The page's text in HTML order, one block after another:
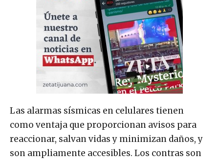
Las alarmas sísmicas en celulares tienen
como ventaja que proporcionan avisos para
reaccionar, salvan vidas y minimizan daños, y
son ampliamente accesibles. Los contras son